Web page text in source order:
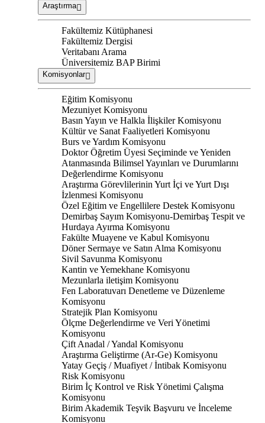
Araştırma
Fakültemiz Kütüphanesi
Fakültemiz Dergisi
Veritabanı Arama
Üniversitemiz BAP Birimi
Komisyonlar
Eğitim Komisyonu
Mezuniyet Komisyonu
Basın Yayın ve Halkla İlişkiler Komisyonu
Kültür ve Sanat Faaliyetleri Komisyonu
Burs ve Yardım Komisyonu
Doktor Öğretim Üyesi Seçiminde ve Yeniden
Atanmasında Bilimsel Yayınları ve Durumlarını
Değerlendirme Komisyonu
Araştırma Görevlilerinin Yurt İçi ve Yurt Dışı
İzlenmesi Komisyonu
Özel Eğitim ve Engellilere Destek Komisyonu
Demirbaş Sayım Komisyonu-Demirbaş Tespit ve
Hurdaya Ayırma Komisyonu
Fakülte Muayene ve Kabul Komisyonu
Döner Sermaye ve Satın Alma Komisyonu
Sivil Savunma Komisyonu
Kantin ve Yemekhane Komisyonu
Mezunlarla iletişim Komisyonu
Fen Laboratuvarı Denetleme ve Düzenleme
Komisyonu
Stratejik Plan Komisyonu
Ölçme Değerlendirme ve Veri Yönetimi
Komisyonu
Çift Anadal / Yandal Komisyonu
Araştırma Geliştirme (Ar-Ge) Komisyonu
Yatay Geçiş / Muafiyet / İntibak Komisyonu
Risk Komisyonu
Birim İç Kontrol ve Risk Yönetimi Çalışma
Komisyonu
Birim Akademik Teşvik Başvuru ve İnceleme
Komisyonu